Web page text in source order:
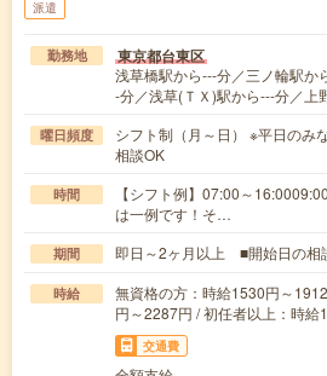
派遣
勤務地 東京都台東区
浅草橋駅から---分／三ノ輪駅か
-分／浅草(ＴＸ)駅から---分／上
曜日頻度
シフト制（月～日） ※平日のみ
相談OK
時間
【シフト例】07:00～
は一例です！そ…
期間 即日～2ヶ月以上 ■開始日の相
時給
無資格の方：時給1530円～
円～2287円 / 初任者以上：時給
交通費